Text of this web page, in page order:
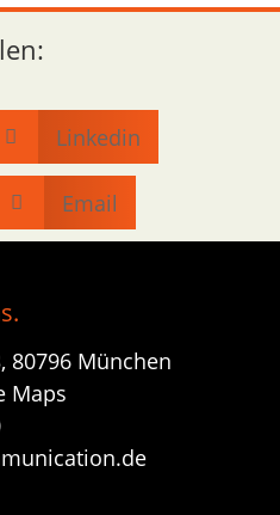
 Linkedin
 Email
80796 München
Maps